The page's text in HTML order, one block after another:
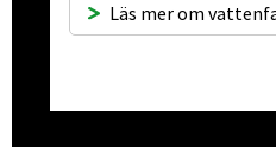
Läs mer om